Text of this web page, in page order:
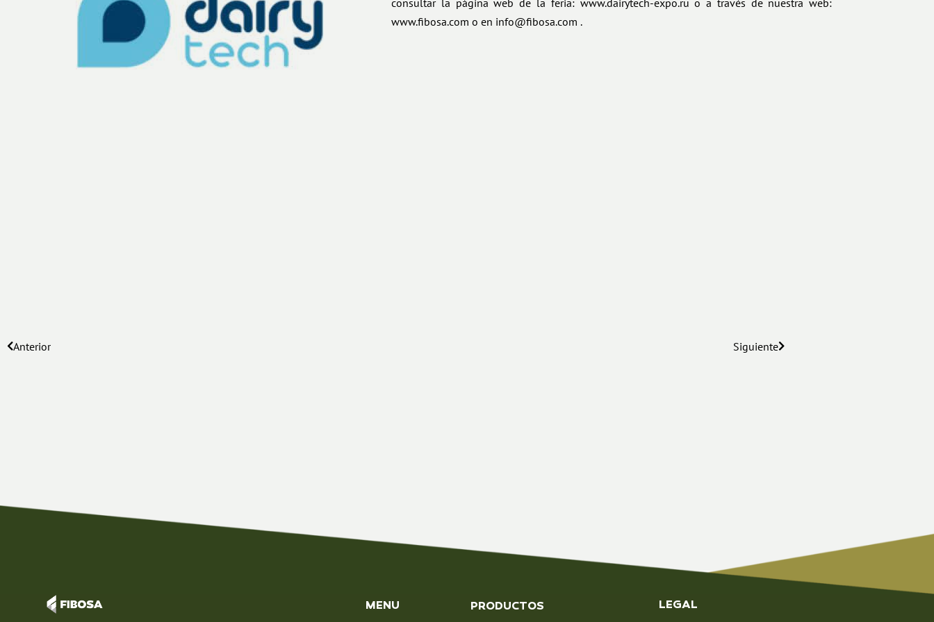
consultar la página web de la feria: www.dairytech-expo.ru o a través de nuestra web:
www.fibosa.com o en info@fibosa.com .
Anterior Siguiente
MENU PRODUCTOS LEGAL